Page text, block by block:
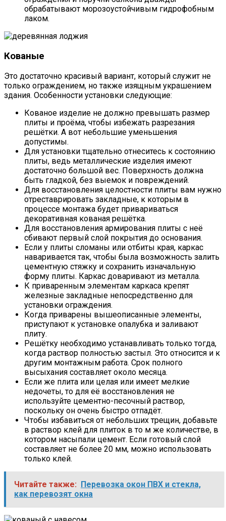
обрабатывают морозоустойчивым гидрофобным
лаком.
Кованые
Это достаточно красивый вариант, который служит не
только ограждением, но также изящным украшением
здания. Особенности установки следующие:
Кованое изделие не должно превышать размер
плиты и проёма, чтобы избежать разрезания
решётки. А вот небольшие уменьшения
допустимы.
Для установки тщательно отнеситесь к состоянию
плиты, ведь металлические изделия имеют
достаточно большой вес. Поверхность должна
быть гладкой, без выемок и повреждений.
Для восстановления целостности плиты вам нужно
отреставрировать закладные, к которым в
процессе монтажа будет привариваться
декоративная кованая решётка.
Для восстановления армирования плиты с неё
сбивают первый слой покрытия до основания.
Если у плиты сломаны или отбиты края, каркас
наваривается так, чтобы была возможность залить
цементную стяжку и сохранить изначальную
форму плиты. Каркас доваривают из металла.
К приваренным элементам каркаса крепят
железные закладные непосредственно для
установки ограждения.
Когда приварены вышеописанные элементы,
приступают к установке опалубка и заливают
плиту.
Решётку необходимо устанавливать только тогда,
когда раствор полностью застыл. Это относится и к
другим монтажным работа. Срок полного
высыхания составляет около месяца.
Если же плита или целая или имеет мелкие
недочеты, то для её восстановления не
используйте цементно-песочный раствор,
поскольку он очень быстро отпадёт.
Чтобы избавиться от небольших трещин, добавьте
в раствор клей для плиток в то м же количестве, в
котором насыпали цемент. Если готовый слой
составляет не более 20 мм, можно использовать
только клей.
Читайте также: Перевозка окон ПВХ и стекла,
как перевозят окна